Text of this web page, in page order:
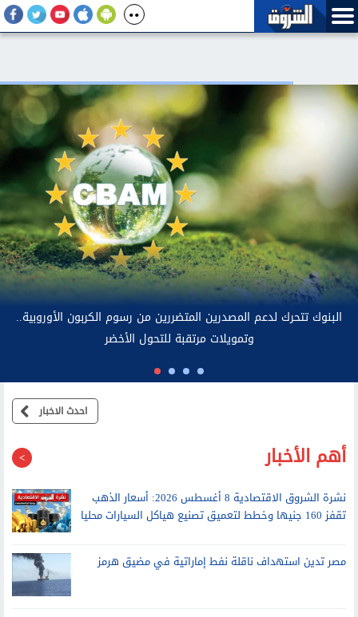
الإمارات: استهداف الملاحة في مضيق هرمز قرصنة من الحرس الثوري
الإيراني تهدد أمن الطاقة العالمي
احدث الاخبار
أهم الأخبار
نشرة الشروق الاقتصادية 8 أغسطس 2026: أسعار الذهب
تقفز 160 جنيها وخطط لتعميق تصنيع هياكل السيارات محليا
مصر تدين استهداف ناقلة نفط إماراتية في مضيق هرمز